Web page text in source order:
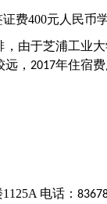
证费400元人民币
，由于芝浦工业
， 2017年住宿
1125A 电话：